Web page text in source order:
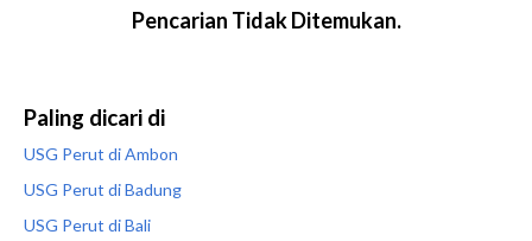
Paling dicari di
USG Perut di Ambon
USG Perut di Badung
USG Perut di Bali